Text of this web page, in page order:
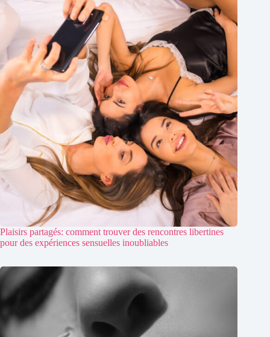
Plaisirs partagés: comment trouver des rencontres libertines
pour des expériences sensuelles inoubliables